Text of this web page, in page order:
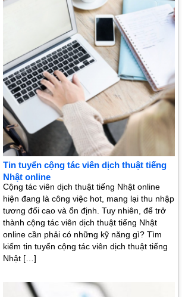
Tin tuyển cộng tác viên dịch thuật tiếng
Nhật online
Cộng tác viên dịch thuật tiếng Nhật online
hiện đang là công việc hot, mang lại thu nhập
tương đối cao và ổn định. Tuy nhiên, để trở
thành cộng tác viên dịch thuật tiếng Nhật
online cần phải có những kỹ năng gì? Tìm
kiếm tin tuyển cộng tác viên dịch thuật tiếng
Nhật […]